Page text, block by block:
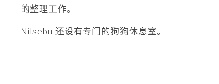
的整理工作。.
Nilsebu 还设有专门的狗狗休息室。.